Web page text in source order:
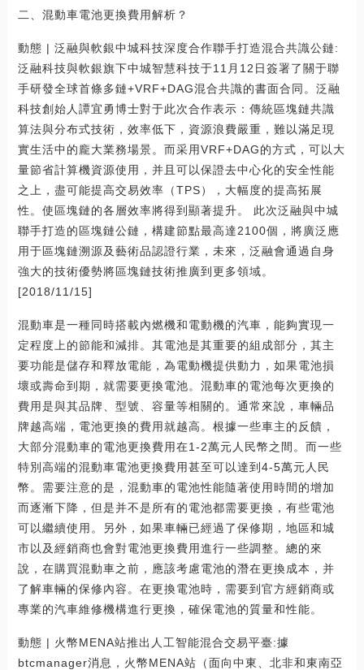
二、混動車電池更換費用解析？
動態 | 泛融與軟銀中城科技深度合作聯手打造混合共識公鏈:
泛融科技與軟銀旗下中城智慧科技于11月12日簽署了關于聯
手研發全球首條多鏈+VRF+DAG混合共識的書面合同。泛融
科技創始人譚宜勇博士對于此次合作表示：傳統區塊鏈共識
算法與分布式技術，效率低下，資源浪費嚴重，難以滿足現
實生活中的龐大業務場景。而采用VRF+DAG的方式，可以大
量節省計算機資源使用，并且可以保證去中心化的安全性能
之上，盡可能提高交易效率（TPS），大幅度的提高拓展
性。使區塊鏈的各層效率將得到顯著提升。 此次泛融與中城
聯手打造的區塊鏈公鏈，構建節點最高達2100個，將廣泛應
用于區塊鏈溯源及藝術品認證行業，未來，泛融會通過自身
強大的技術優勢將區塊鏈技術推廣到更多領域。
[2018/11/15]
混動車是一種同時搭載內燃機和電動機的汽車，能夠實現一
定程度上的節能和減排。其電池是其重要的組成部分，其主
要功能是儲存和釋放電能，為電動機提供動力，如果電池損
壞或壽命到期，就需要更換電池。混動車的電池每次更換的
費用是與其品牌、型號、容量等相關的。通常來說，車輛品
牌越高端，電池更換的費用就越高。根據一些車主的反饋，
大部分混動車的電池更換費用在1-2萬元人民幣之間。而一些
特別高端的混動車電池更換費用甚至可以達到4-5萬元人民
幣。需要注意的是，混動車的電池性能隨著使用時間的增加
而逐漸下降，但是并不是所有的電池都需要更換，有些電池
可以繼續使用。另外，如果車輛已經過了保修期，地區和城
市以及經銷商也會對電池更換費用進行一些調整。總的來
說，在購買混動車之前，應該考慮電池的潛在更換成本，并
了解車輛的保修內容。在更換電池時，需要到官方經銷商或
專業的汽車維修機構進行更換，確保電池的質量和性能。
動態 | 火幣MENA站推出人工智能混合交易平臺:據
btcmanager消息，火幣MENA站（面向中東、北非和東南亞